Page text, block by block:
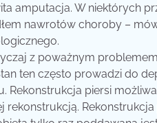
amputacja. W niektórych
nawrotów choroby –
z poważnym
ten często prowadzi do
Rekonstrukcja piersi
rekonstrukcją.